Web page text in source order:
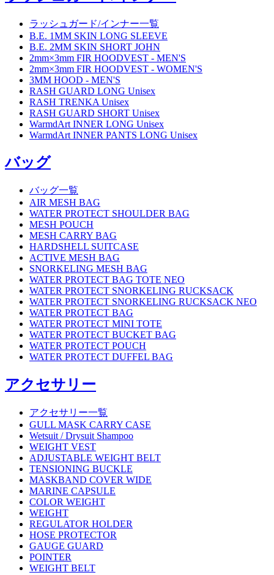
ラッシュガード/インナー一覧
B.E. 1MM SKIN LONG SLEEVE
B.E. 2MM SKIN SHORT JOHN
2mm×3mm FIR HOODVEST - MEN'S
2mm×3mm FIR HOODVEST - WOMEN'S
3MM HOOD - MEN'S
RASH GUARD LONG Unisex
RASH TRENKA Unisex
RASH GUARD SHORT Unisex
WarmdArt INNER LONG Unisex
WarmdArt INNER PANTS LONG Unisex
バッグ
バッグ一覧
AIR MESH BAG
WATER PROTECT SHOULDER BAG
MESH POUCH
MESH CARRY BAG
HARDSHELL SUITCASE
ACTIVE MESH BAG
SNORKELING MESH BAG
WATER PROTECT BAG TOTE NEO
WATER PROTECT SNORKELING RUCKSACK
WATER PROTECT SNORKELING RUCKSACK NEO
WATER PROTECT BAG
WATER PROTECT MINI TOTE
WATER PROTECT BUCKET BAG
WATER PROTECT POUCH
WATER PROTECT DUFFEL BAG
アクセサリー
アクセサリー一覧
GULL MASK CARRY CASE
Wetsuit / Drysuit Shampoo
WEIGHT VEST
ADJUSTABLE WEIGHT BELT
TENSIONING BUCKLE
MASKBAND COVER WIDE
MARINE CAPSULE
COLOR WEIGHT
WEIGHT
REGULATOR HOLDER
HOSE PROTECTOR
GAUGE GUARD
POINTER
WEIGHT BELT